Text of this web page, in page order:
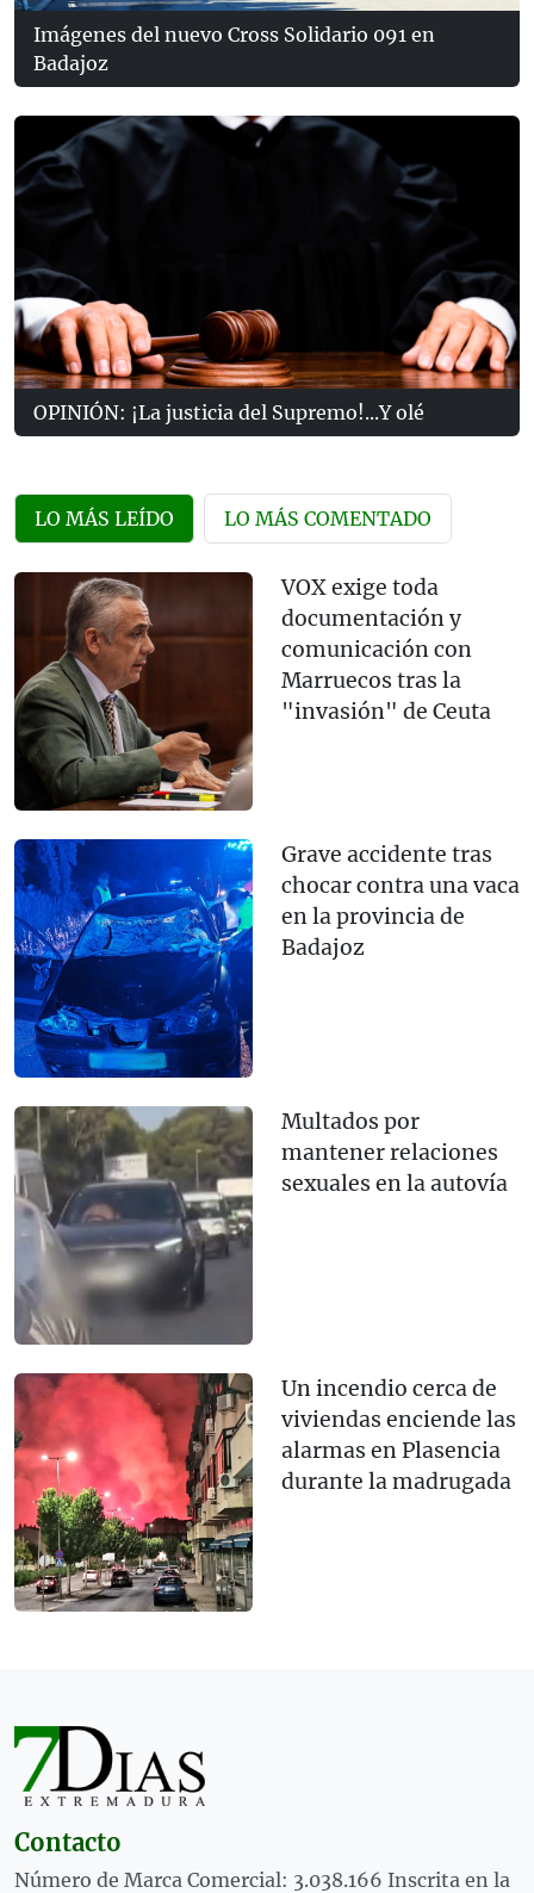
Imágenes del nuevo Cross Solidario 091 en
Badajoz
OPINIÓN: ¡La justicia del Supremo!...Y olé
LO MÁS LEÍDO LO MÁS COMENTADO
VOX exige toda
documentación y
comunicación con
Marruecos tras la
"invasión" de Ceuta
Grave accidente tras
chocar contra una vaca
en la provincia de
Badajoz
Multados por
mantener relaciones
sexuales en la autovía
Un incendio cerca de
viviendas enciende las
alarmas en Plasencia
durante la madrugada
Contacto
Número de Marca Comercial: 3.038.166 Inscrita en la